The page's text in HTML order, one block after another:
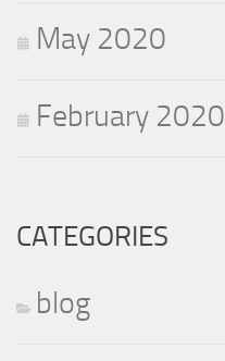
May 2020
February 2020
CATEGORIES
blog